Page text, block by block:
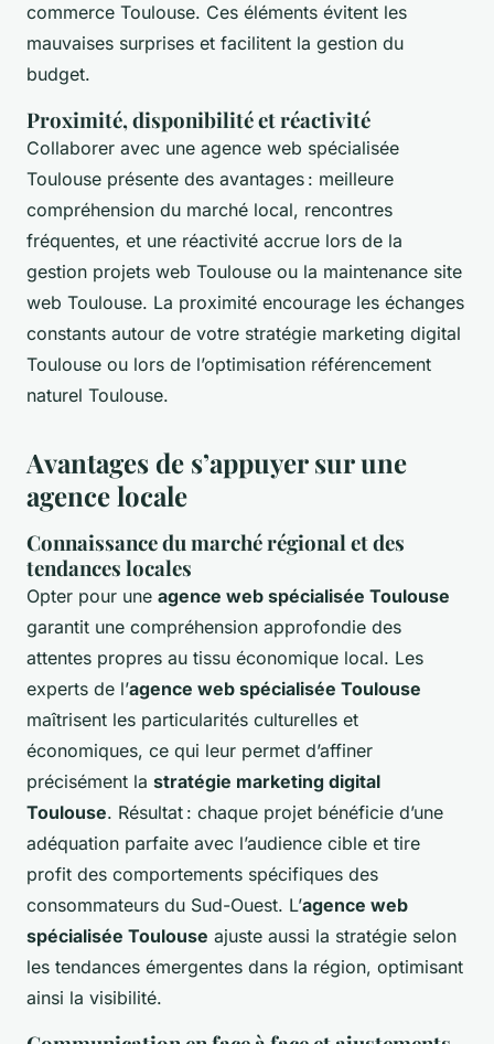
commerce Toulouse. Ces éléments évitent les
mauvaises surprises et facilitent la gestion du
budget.
Proximité, disponibilité et réactivité
Collaborer avec une agence web spécialisée
Toulouse présente des avantages : meilleure
compréhension du marché local, rencontres
fréquentes, et une réactivité accrue lors de la
gestion projets web Toulouse ou la maintenance site
web Toulouse. La proximité encourage les échanges
constants autour de votre stratégie marketing digital
Toulouse ou lors de l’optimisation référencement
naturel Toulouse.
Avantages de s’appuyer sur une
agence locale
Connaissance du marché régional et des
tendances locales
Opter pour une agence web spécialisée Toulouse
garantit une compréhension approfondie des
attentes propres au tissu économique local. Les
experts de l’agence web spécialisée Toulouse
maîtrisent les particularités culturelles et
économiques, ce qui leur permet d’affiner
précisément la stratégie marketing digital
Toulouse. Résultat : chaque projet bénéficie d’une
adéquation parfaite avec l’audience cible et tire
profit des comportements spécifiques des
consommateurs du Sud-Ouest. L’agence web
spécialisée Toulouse ajuste aussi la stratégie selon
les tendances émergentes dans la région, optimisant
ainsi la visibilité.